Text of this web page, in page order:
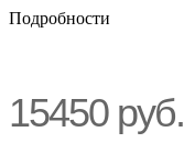
Подробности
15450руб.